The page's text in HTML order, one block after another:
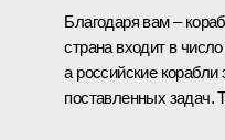
Благодаря вам –
страна входит в
а российские
поставленных задач.